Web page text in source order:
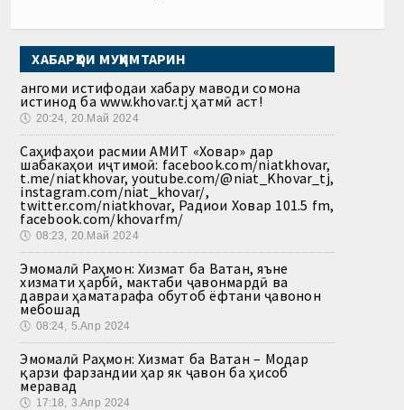
ХАБАРҲОИ МУҲИМТАРИН
Ҳангоми истифодаи хабару маводи сомона
истинод ба www.khovar.tj ҳатмӣ аст!
🕔 20:24, 20.Май 2024
Саҳифаҳои расмии АМИТ «Ховар» дар
шабакаҳои иҷтимоӣ: facebook.com/niatkhovar,
t.me/niatkhovar, youtube.com/@niat_Khovar_tj,
instagram.com/niat_khovar/,
twitter.com/niatkhovar, Радиои Ховар 101.5 fm,
facebook.com/khovarfm/
🕔 08:23, 20.Май 2024
Эмомалӣ Раҳмон: Хизмат ба Ватан, яъне
хизмати ҳарбӣ, мактаби ҷавонмардӣ ва
давраи ҳаматарафа обутоб ёфтани ҷавонон
мебошад
🕔 08:24, 5.Апр 2024
Эмомалӣ Раҳмон: Хизмат ба Ватан – Модар
қарзи фарзандии ҳар як ҷавон ба ҳисоб
меравад
🕔 17:18, 3.Апр 2024